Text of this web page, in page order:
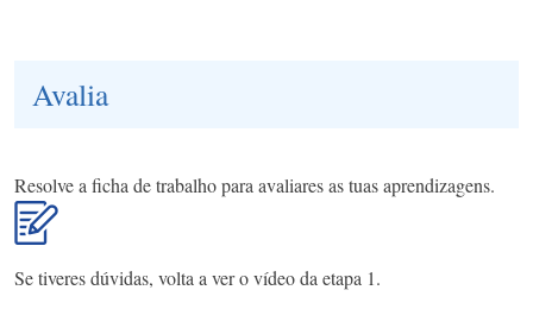
Avalia
Resolve a ficha de trabalho para avaliares as tuas aprendizagens.
Se tiveres dúvidas, volta a ver o vídeo da etapa 1.